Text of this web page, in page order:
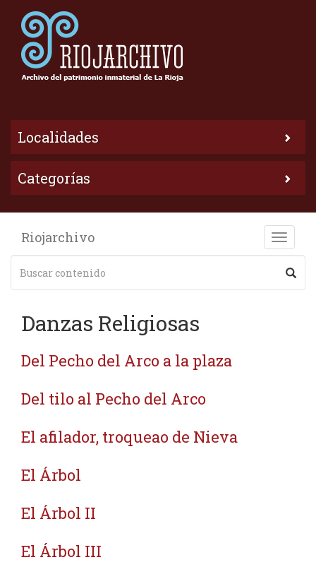
Localidades
Categorías
Toggle
Riojarchivo
Danzas Religiosas
Del Pecho del Arco a la plaza
Del tilo al Pecho del Arco
El afilador, troqueao de Nieva
El Árbol
El Árbol II
El Árbol III